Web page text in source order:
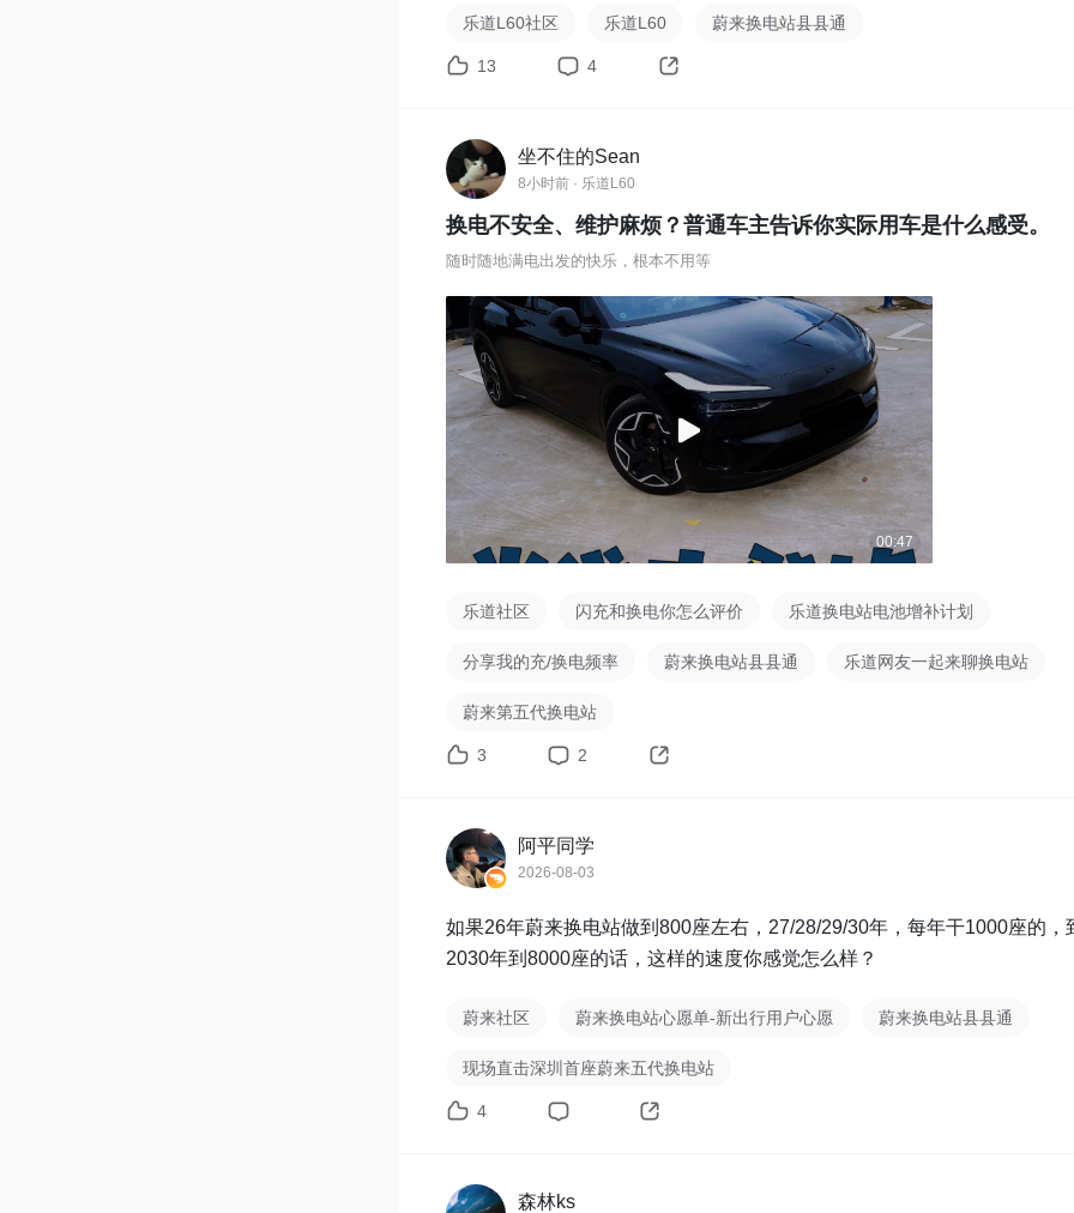
江西、福建、湖北、河南、山东
算在内？等你来分析！
乐道L60社区 乐道L60 蔚来换电站县县通
13 4
坐不住的Sean
8小时前 · 乐道L60
换电不安全、维护麻烦？普通车主告诉你实际用车是什么感受。
随时随地满电出发的快乐，根本不用等
00:47
乐道社区 闪充和换电你怎么评价 乐道换电站电池增补计划
分享我的充/换电频率 蔚来换电站县县通 乐道网友一起来聊换电站
蔚来第五代换电站
3 2
阿平同学
2026-08-03
如果26年蔚来换电站做到800座左右，27/28/29/30年，每年干1000座的，
2030年到8000座的话，这样的速度你感觉怎么样？
蔚来社区 蔚来换电站心愿单-新出行用户心愿 蔚来换电站县县通
现场直击深圳首座蔚来五代换电站
4
森林ks